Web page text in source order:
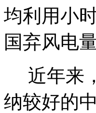
均利用小
国弃风电
近年来
纳较好的